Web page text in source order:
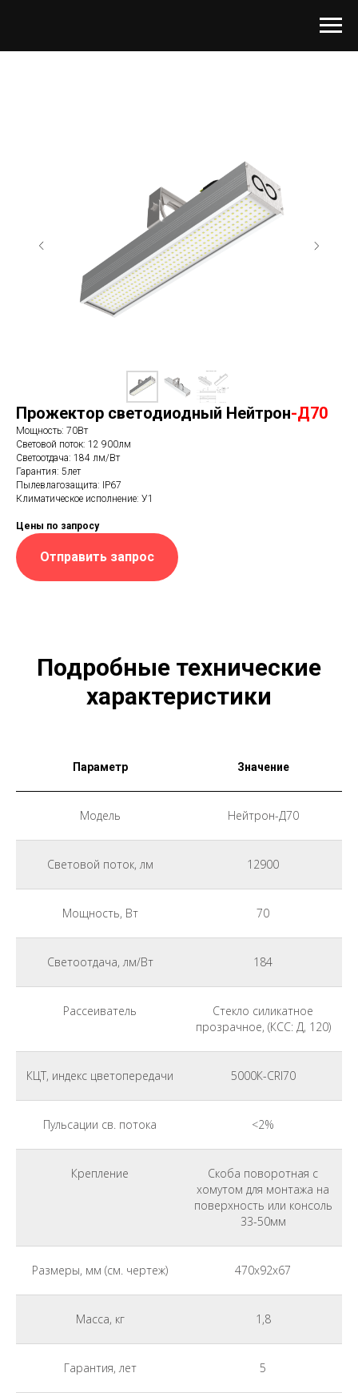
Прожектор светодиодный Нейтрон-Д70
Мощность: 70Вт
Световой поток: 12 900лм
Светоотдача: 184 лм/Вт
Гарантия: 5лет
Пылевлагозащита: IP67
Климатическое исполнение: У1
Цены по запросу
Отправить запрос
Подробные технические
характеристики
Параметр Значение
Модель Нейтрон-Д70
Световой поток, лм 12900
Мощность, Вт 70
Светоотдача, лм/Вт 184
Рассеиватель
Стекло силикатное
прозрачное, (КСС: Д, 120)
КЦТ, индекс цветопередачи 5000К-CRI70
Пульсации св. потока <2%
Крепление
Скоба поворотная с
хомутом для монтажа на
поверхность или консоль
33-50мм
Размеры, мм (см. чертеж) 470x92x67
Масса, кг 1,8
Гарантия, лет 5